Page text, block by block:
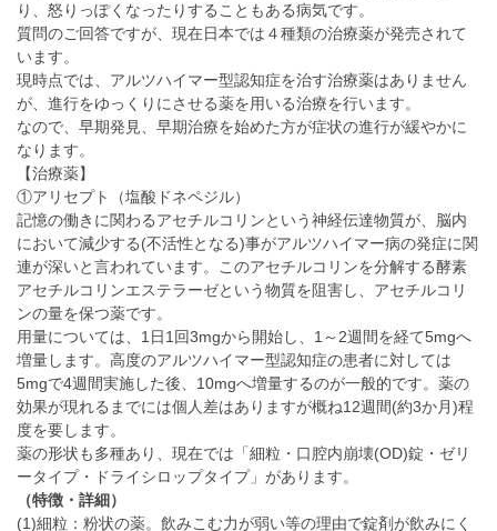
り、怒りっぽくなったりすることもある病気です。
質問のご回答ですが、現在日本では４種類の治療薬が発売されて
います。
現時点では、アルツハイマー型認知症を治す治療薬はありません
が、進行をゆっくりにさせる薬を用いる治療を行います。
なので、早期発見、早期治療を始めた方が症状の進行が緩やかに
なります。
【治療薬】
①アリセプト（塩酸ドネペジル）
記憶の働きに関わるアセチルコリンという神経伝達物質が、脳内
において減少する(不活性となる)事がアルツハイマー病の発症に関
連が深いと言われています。このアセチルコリンを分解する酵素
アセチルコリンエステラーゼという物質を阻害し、アセチルコリ
ンの量を保つ薬です。
用量については、1日1回3mgから開始し、1～2週間を経て5mgへ
増量します。高度のアルツハイマー型認知症の患者に対しては
5mgで4週間実施した後、10mgへ増量するのが一般的です。薬の
効果が現れるまでには個人差はありますが概ね12週間(約3か月)程
度を要します。
薬の形状も多種あり、現在では「細粒・口腔内崩壊(OD)錠・ゼリ
ータイプ・ドライシロップタイプ」があります。
（特徴・詳細）
(1)細粒：粉状の薬。飲みこむ力が弱い等の理由で錠剤が飲みにく